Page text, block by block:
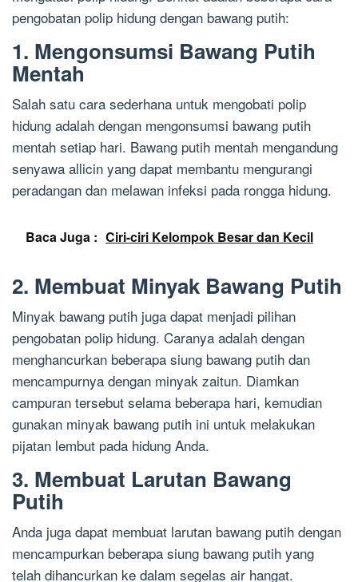
pengobatan polip hidung dengan bawang putih:
1. Mengonsumsi Bawang Putih
Mentah
Salah satu cara sederhana untuk mengobati polip
hidung adalah dengan mengonsumsi bawang putih
mentah setiap hari. Bawang putih mentah mengandung
senyawa allicin yang dapat membantu mengurangi
peradangan dan melawan infeksi pada rongga hidung.
Baca Juga : Ciri-ciri Kelompok Besar dan Kecil
2. Membuat Minyak Bawang Putih
Minyak bawang putih juga dapat menjadi pilihan
pengobatan polip hidung. Caranya adalah dengan
menghancurkan beberapa siung bawang putih dan
mencampurnya dengan minyak zaitun. Diamkan
campuran tersebut selama beberapa hari, kemudian
gunakan minyak bawang putih ini untuk melakukan
pijatan lembut pada hidung Anda.
3. Membuat Larutan Bawang
Putih
Anda juga dapat membuat larutan bawang putih dengan
mencampurkan beberapa siung bawang putih yang
telah dihancurkan ke dalam segelas air hangat.